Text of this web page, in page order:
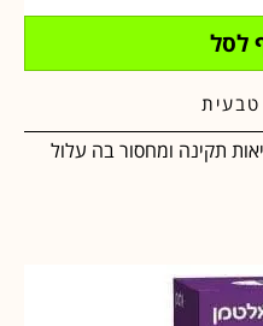
לסל
תקינה ומחסור בה עלול